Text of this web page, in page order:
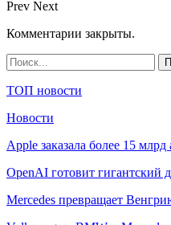
Prev Next
Комментарии закрыты.
ТОП новости
Новости
Apple заказала более 15
OpenAI готовит гигантский
Mercedes превращает